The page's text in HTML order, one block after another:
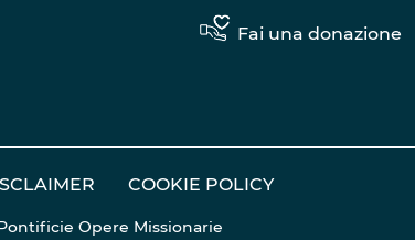
Fai una donazione
COOKIE POLICY
Opere Missionarie